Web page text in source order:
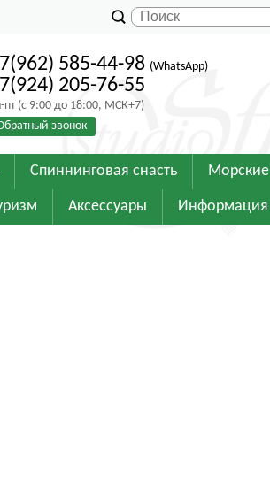
585-44-98 (WhatsApp)
205-76-55
пт (с 9:00 до 18:00, МСК+7)
звонок
Спиннинговая снасть Морские
Аксессуары Информация